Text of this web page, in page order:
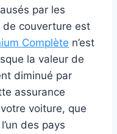
par les
couverture est
Complète n’est
la valeur de
diminué par
assurance
voiture, que
des pays